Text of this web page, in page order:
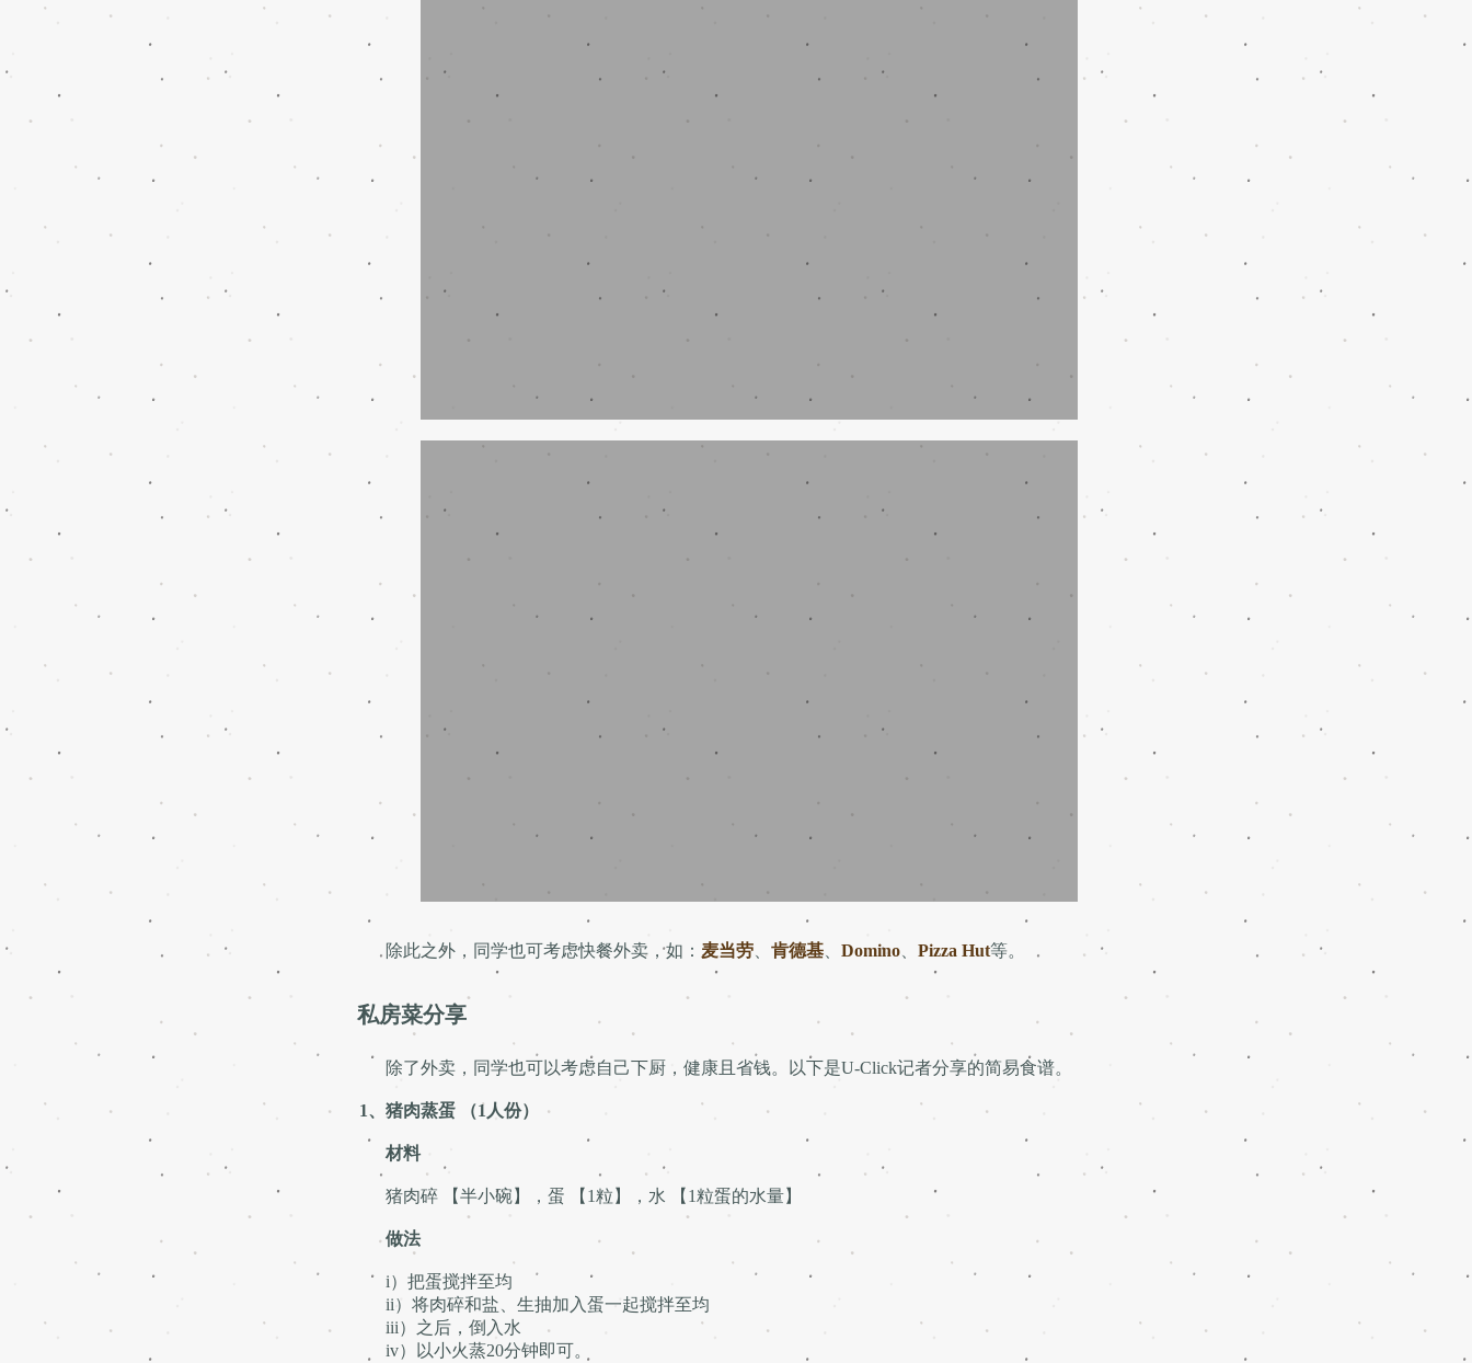
除此之外，同学也可考虑快餐外卖，如： 麦当劳 肯德基 Domino Pizza Hut等。
私房菜分享
除了外卖，同学也可以考虑自己下厨，健康且省钱。以下是U-Click记者分享的简易食谱。
1、猪肉蒸蛋 （1人份）
材料
猪肉碎 【半小碗】，蛋 【1粒】，水 【1粒蛋的水量】
做法
i）把蛋搅拌至均
ii）将肉碎和盐、生抽加入蛋一起搅拌至均
iii）之后，倒入水
iv）以小火蒸20分钟即可。